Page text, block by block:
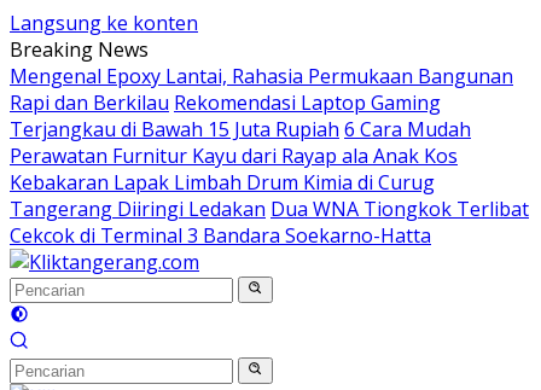
Langsung ke konten
Breaking News
Mengenal Epoxy Lantai, Rahasia Permukaan Bangunan
Rapi dan Berkilau Rekomendasi Laptop Gaming
Terjangkau di Bawah 15 Juta Rupiah 6 Cara Mudah
Perawatan Furnitur Kayu dari Rayap ala Anak Kos
Kebakaran Lapak Limbah Drum Kimia di Curug
Tangerang Diiringi Ledakan Dua WNA Tiongkok Terlibat
Cekcok di Terminal 3 Bandara Soekarno-Hatta